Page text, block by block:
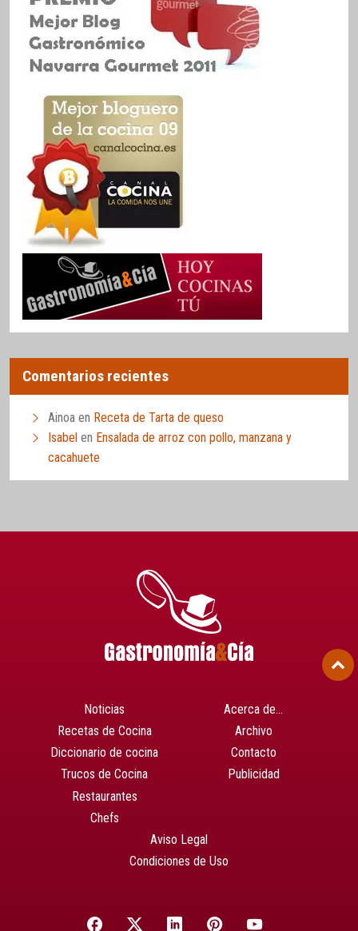
Comentarios recientes
Ainoa en Receta de Tarta de queso
Isabel en Ensalada de arroz con pollo, manzana y
cacahuete
Noticias
Recetas de Cocina
Diccionario de cocina
Trucos de Cocina
Restaurantes
Chefs
Acerca de…
Archivo
Contacto
Publicidad
Aviso Legal
Condiciones de Uso